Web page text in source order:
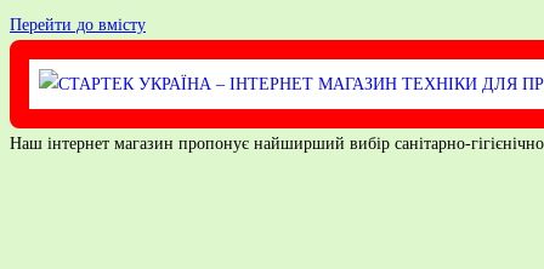
Перейти до вмісту
Наш інтернет магазин пропонує найширший вибір санітарно-